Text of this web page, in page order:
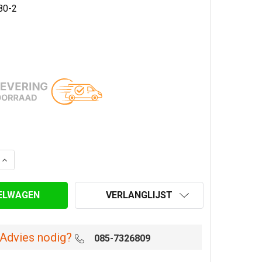
2
VAN DAKDOORVOER SET PREMIUM ZWART 80
VERHOOG AANTAL VAN DAKDOORVOER SET PREMIUM
VERLANGLIJST
Advies nodig? 085-7326809